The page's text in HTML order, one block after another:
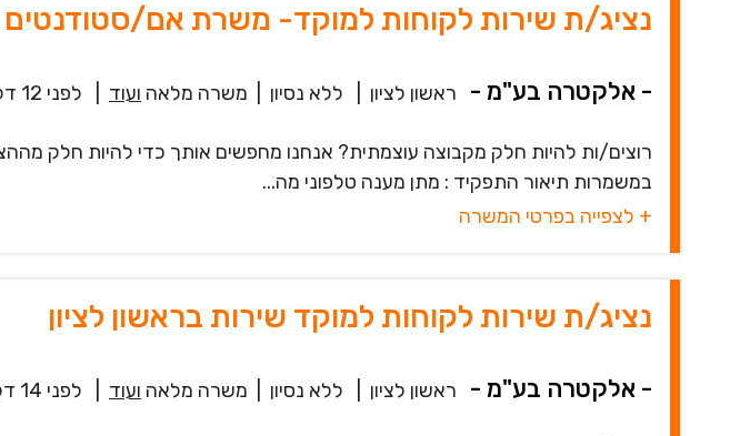
נציג/ת שירות לקוחות למוקד- משרת אם/סטודנטים
- אלקטרה בע"מ - ראשון לציון ללא נסיון משרה מלאה ועוד לפני 12 דקות
רוצים/ות להיות חלק מקבוצה עוצמתית? אנחנו מחפשים אותך כדי להיות חלק
במשמרות תיאור התפקיד : מתן מענה טלפוני מה...
+ לצפייה בפרטי המשרה
נציג/ת שירות לקוחות למוקד שירות בראשון לציון
- אלקטרה בע"מ - ראשון לציון ללא נסיון משרה מלאה ועוד לפני 14 דקות